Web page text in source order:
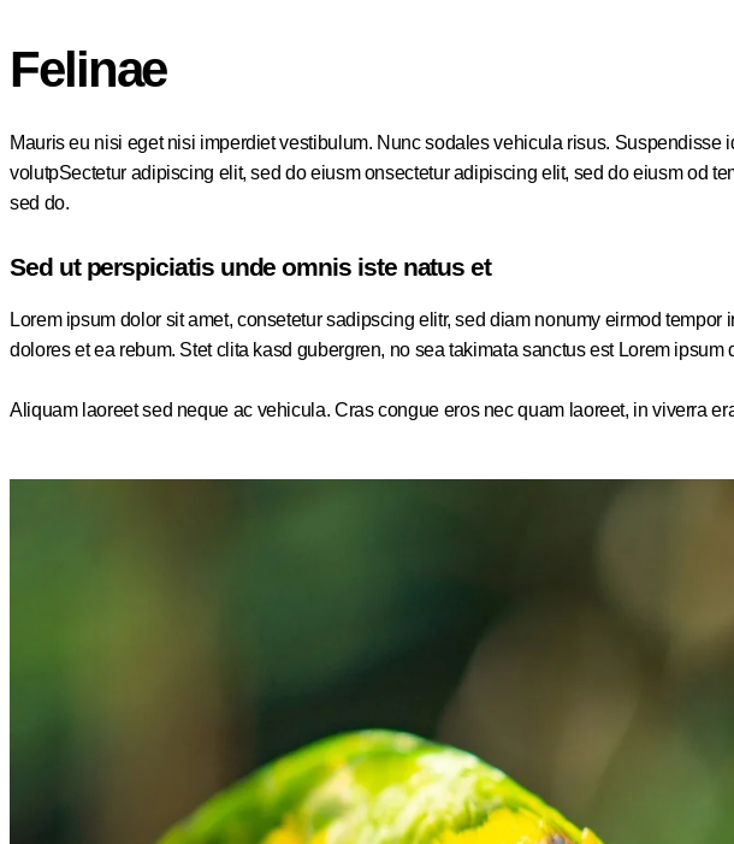
Felinae
Mauris eu nisi eget nisi imperdiet vestibulum. Nunc sodales vehicula risus.
volutpSectetur adipiscing elit, sed do eiusm onsectetur adipiscing elit, sed do eiusm od
sed do.
Sed ut perspiciatis unde omnis iste natus et
Lorem ipsum dolor sit amet, consetetur sadipscing elitr, sed diam nonumy eirmod
dolores et ea rebum. Stet clita kasd gubergren, no sea takimata sanctus est Lorem ipsum
Aliquam laoreet sed neque ac vehicula. Cras congue eros nec quam laoreet, in viverra